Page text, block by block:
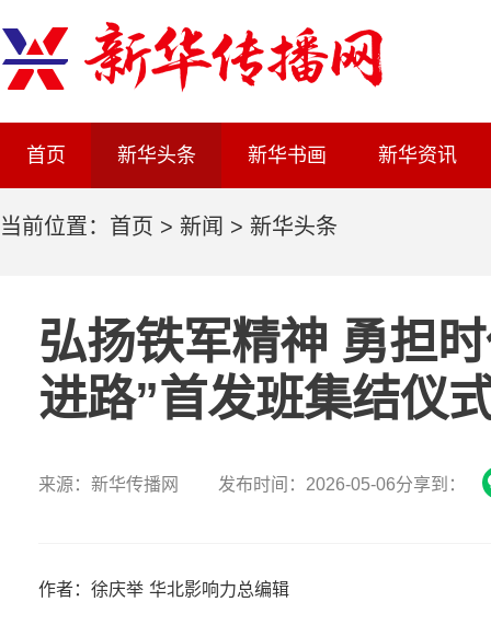
首页 新华头条 新华书画 新华资讯
当前位置： 首页 > 新闻 > 新华头条
弘扬铁军精神 勇担
进路”首发班集结仪
来源：新华传播网 发布时间：2026-05-06分享到：
作者：徐庆举 华北影响力总编辑